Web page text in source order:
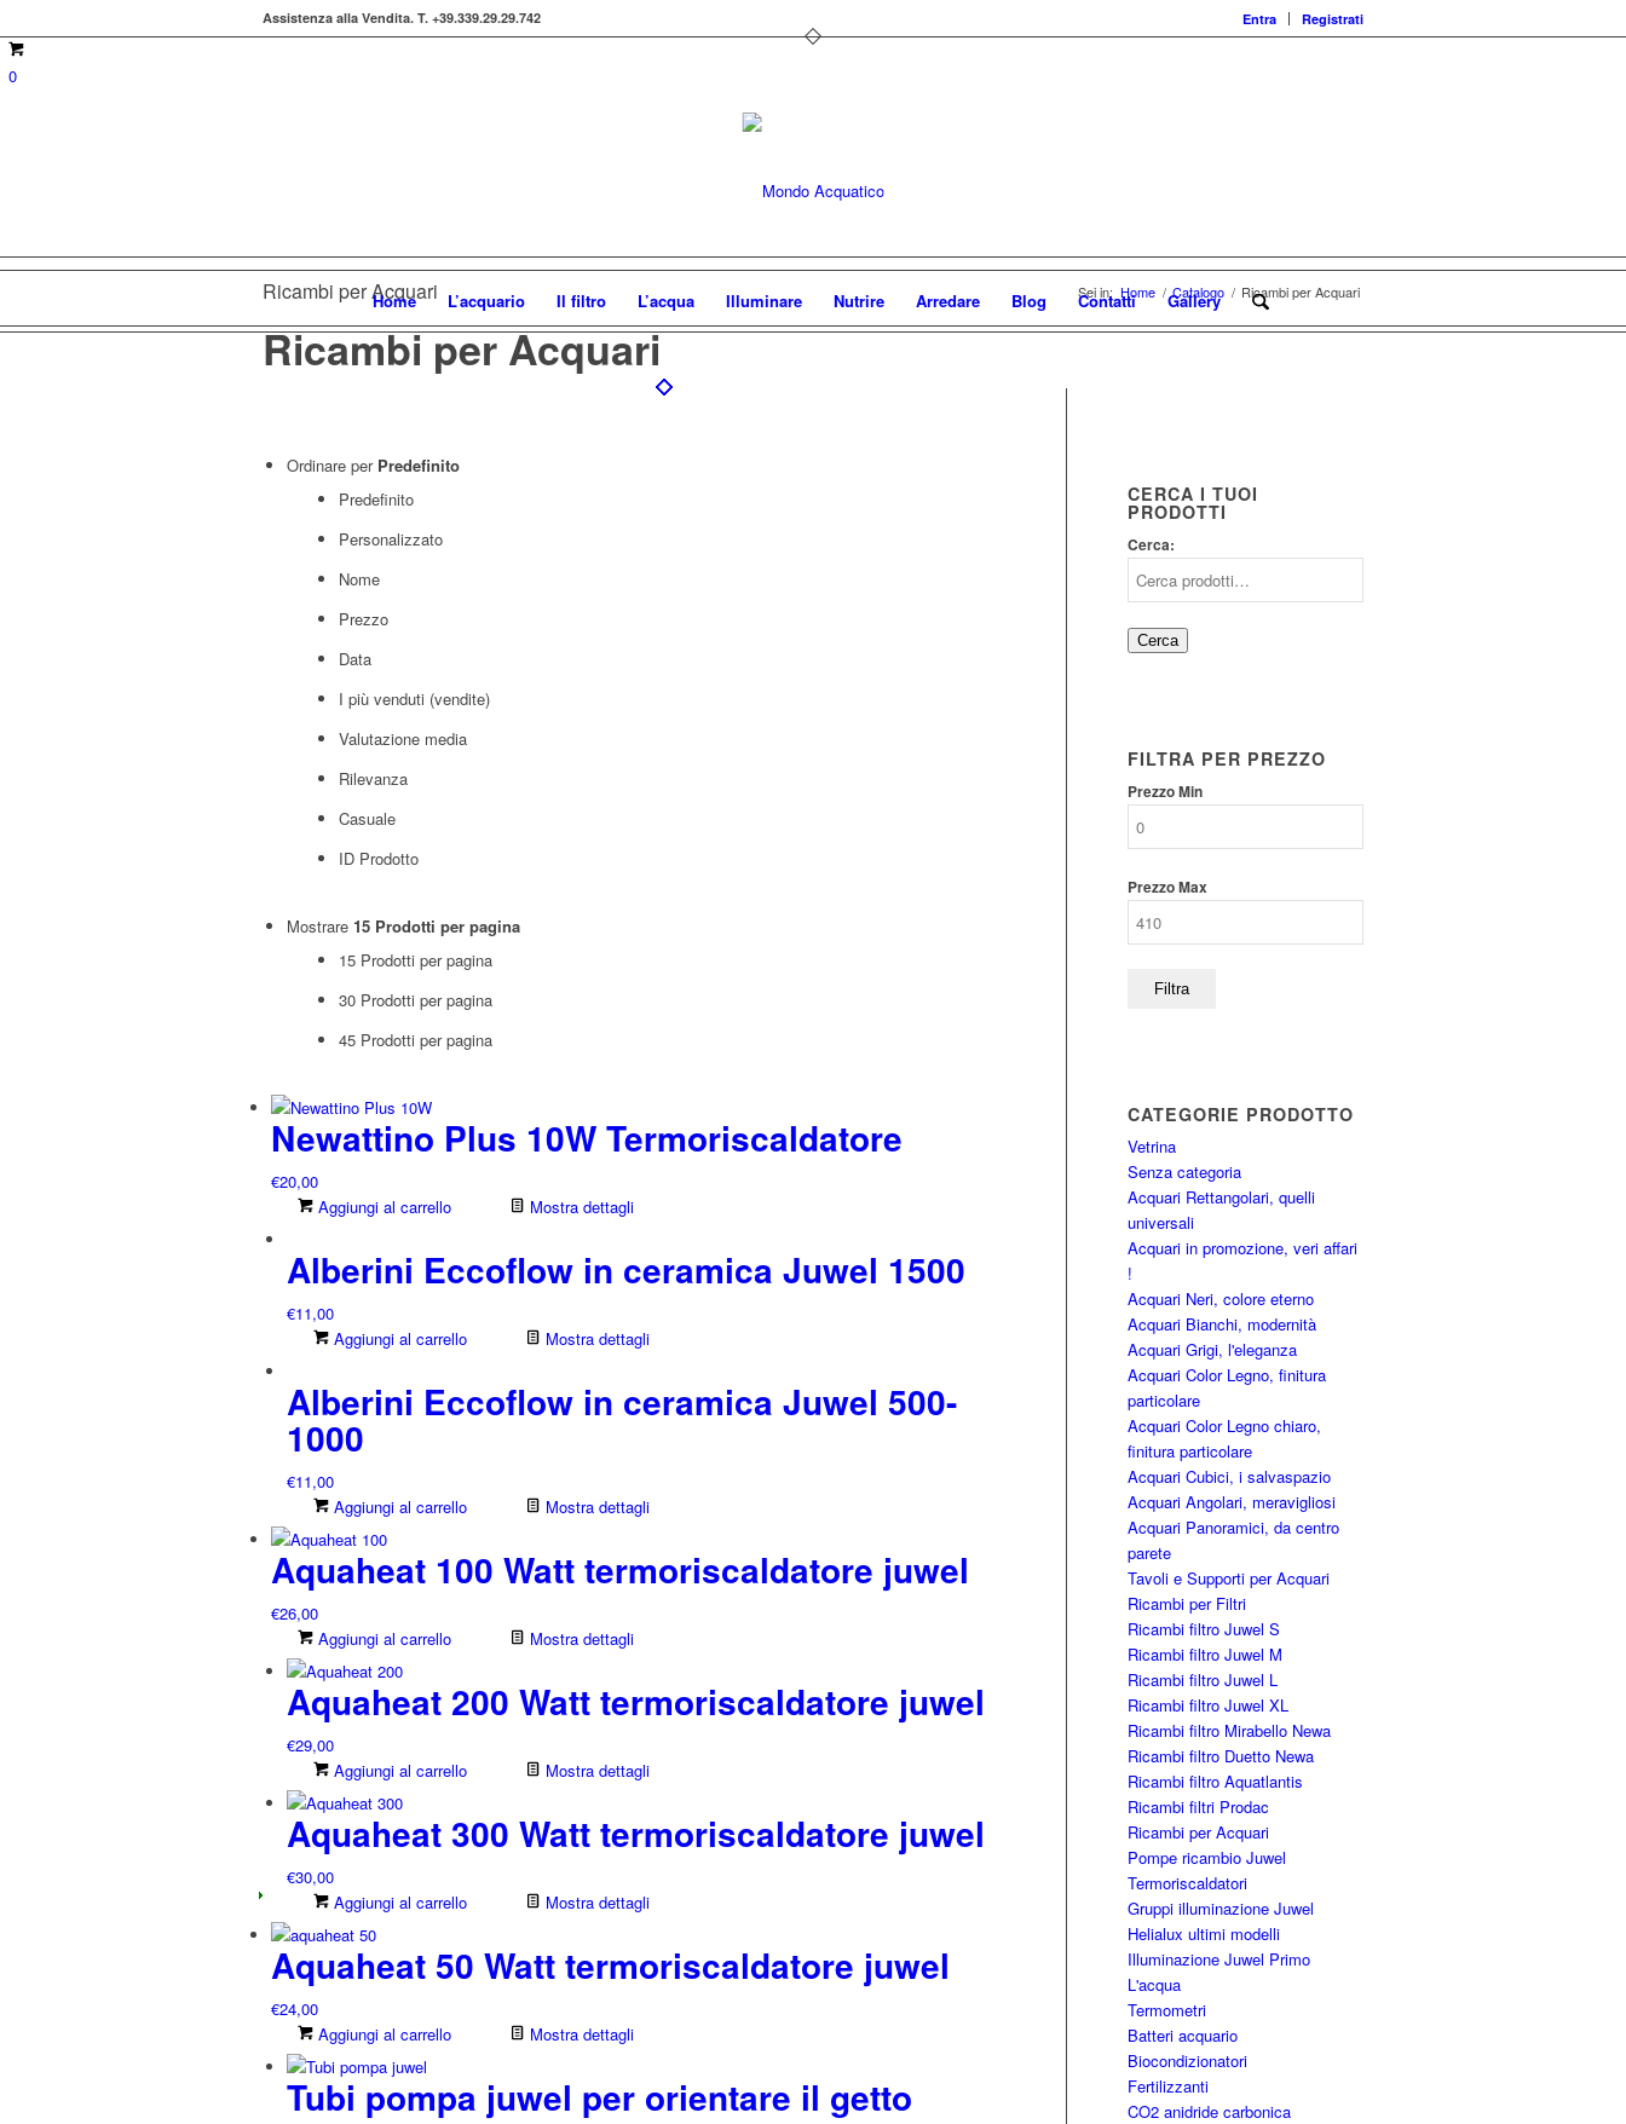
Entra Registrati
Assistenza alla Vendita. T. +39.339.29.29.742
0
Home L’acquario Il filtro L’acqua Illuminare Nutrire Arredare Blog Contatti Gallery
Ricambi per Acquari Sei in: Home / Catalogo / Ricambi per Acquari
Ricambi per Acquari
Ordinare per Predefinito
Predefinito
Personalizzato
Nome
Prezzo
Data
I più venduti (vendite)
Valutazione media
Rilevanza
Casuale
ID Prodotto
Mostrare 15 Prodotti per pagina
15 Prodotti per pagina
30 Prodotti per pagina
45 Prodotti per pagina
Newattino Plus 10W Termoriscaldatore
€20,00
Aggiungi al carrello
Mostra dettagli
Alberini Eccoflow in ceramica Juwel 1500
€11,00
Aggiungi al carrello
Mostra dettagli
Alberini Eccoflow in ceramica Juwel 500-
1000
€11,00
Aggiungi al carrello
Mostra dettagli
Aquaheat 100 Watt termoriscaldatore juwel
€26,00
Aggiungi al carrello
Mostra dettagli
Aquaheat 200 Watt termoriscaldatore juwel
€29,00
Aggiungi al carrello
Mostra dettagli
Aquaheat 300 Watt termoriscaldatore juwel
€30,00
Aggiungi al carrello
Mostra dettagli
Aquaheat 50 Watt termoriscaldatore juwel
€24,00
Aggiungi al carrello
Mostra dettagli
Tubi pompa juwel per orientare il getto
CERCA I TUOI
PRODOTTI
Cerca:
Cerca
FILTRA PER PREZZO
Prezzo Min
Prezzo Max
Filtra
CATEGORIE PRODOTTO
Vetrina
Senza categoria
Acquari Rettangolari, quelli
universali
Acquari in promozione, veri affari
!
Acquari Neri, colore eterno
Acquari Bianchi, modernità
Acquari Grigi, l'eleganza
Acquari Color Legno, finitura
particolare
Acquari Color Legno chiaro,
finitura particolare
Acquari Cubici, i salvaspazio
Acquari Angolari, meravigliosi
Acquari Panoramici, da centro
parete
Tavoli e Supporti per Acquari
Ricambi per Filtri
Ricambi filtro Juwel S
Ricambi filtro Juwel M
Ricambi filtro Juwel L
Ricambi filtro Juwel XL
Ricambi filtro Mirabello Newa
Ricambi filtro Duetto Newa
Ricambi filtro Aquatlantis
Ricambi filtri Prodac
Ricambi per Acquari
Pompe ricambio Juwel
Termoriscaldatori
Gruppi illuminazione Juwel
Helialux ultimi modelli
Illuminazione Juwel Primo
L'acqua
Termometri
Batteri acquario
Biocondizionatori
Fertilizzanti
CO2 anidride carbonica